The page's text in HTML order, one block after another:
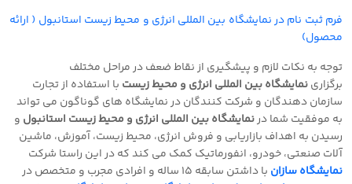
فرم ثبت نام در نمایشگاه بین المللی انرژی و محیط زیست استانبول ( ارائه
محصول)
توجه به نکات لازم و پیشگیری از نقاط ضعف در مراحل مختلف
برگزارینمایشگاه بین المللی انرژی و محیط زیست با استفاده از تجارت
سازمان دهندگان و شرکت کنندگان در نمایشگاه های گوناگون می تواند
به موفقیت شما درنمایشگاه بین المللی انرژی و محیط زیست استانبول و
رسیدن به اهداف بازاریابی و فروش انرژی، محیط زیست، آموزش، ماشین
آلات صنعتی، خودرو، انفورماتیک کمک می کند که در این راستا شرکت
نمایشگاه سازان
با داشتن سابقه 15 ساله و افرادی مجرب و متخصص در